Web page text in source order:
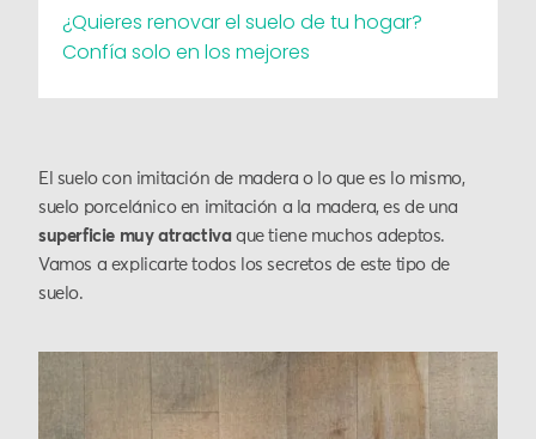
¿Quieres renovar el suelo de tu hogar?
Confía solo en los mejores
El suelo con imitación de madera o lo que es lo mismo,
suelo porcelánico en imitación a la madera, es de una
superficie muy atractivaque tiene muchos adeptos.
Vamos a explicarte todos los secretos de este tipo de
suelo.